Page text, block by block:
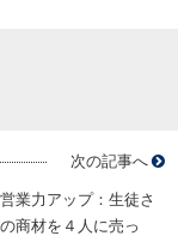
次の記事へ
業力アップ：生徒さ
商材を４人に売っ